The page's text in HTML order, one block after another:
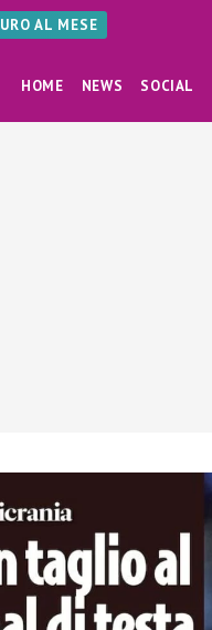
AL MESE
HOME NEWS SOCIAL